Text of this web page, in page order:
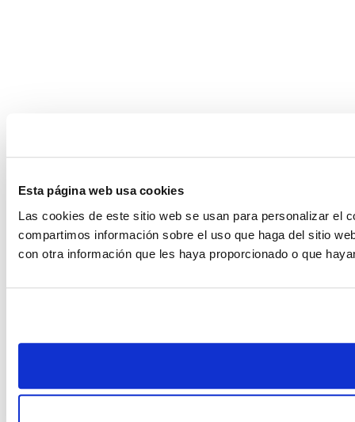
Esta página web usa cookies
Las cookies de este sitio web se usan para personalizar el
compartimos información sobre el uso que haga del sitio
con otra información que les haya proporcionado o que